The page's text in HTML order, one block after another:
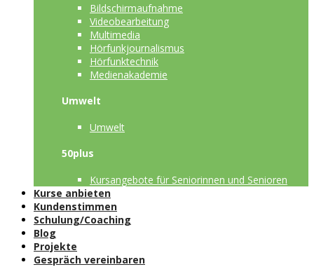
Bildschirmaufnahme
Videobearbeitung
Multimedia
Hörfunkjournalismus
Hörfunktechnik
Medienakademie
Umwelt
Umwelt
50plus
Kursangebote für Seniorinnen und Senioren
Kurse anbieten
Kundenstimmen
Schulung/Coaching
Blog
Projekte
Gespräch vereinbaren